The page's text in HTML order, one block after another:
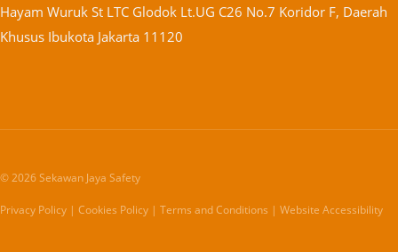
Hayam Wuruk St LTC Glodok Lt.UG C26 No.7 Koridor F, Daerah
Khusus Ibukota Jakarta 11120
© 2026 Sekawan Jaya Safety
Privacy Policy | Cookies Policy | Terms and Conditions | Website Accessibility